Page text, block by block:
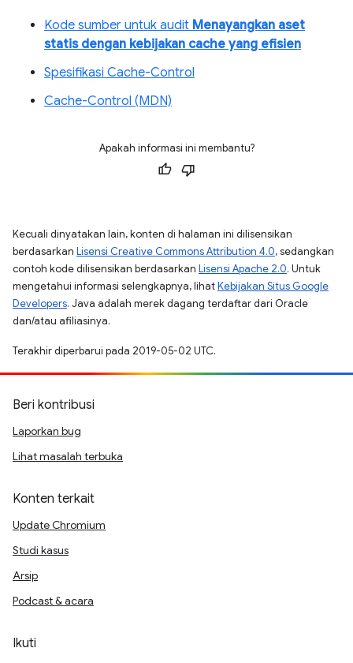
Kode sumber untuk audit Menayangkan aset
statis dengan kebijakan cache yang efisien
Spesifikasi Cache-Control
Cache-Control (MDN)
Apakah informasi ini membantu?
Kecuali dinyatakan lain, konten di halaman ini dilisensikan
berdasarkan Lisensi Creative Commons Attribution 4.0, sedangkan
contoh kode dilisensikan berdasarkan Lisensi Apache 2.0. Untuk
mengetahui informasi selengkapnya, lihatKebijakan Situs Google
Developers. Java adalah merek dagang terdaftar dari Oracle
dan/atau afiliasinya.
Terakhir diperbarui pada 2019-05-02 UTC.
Beri kontribusi
Laporkan bug
Lihat masalah terbuka
Konten terkait
Update Chromium
Studi kasus
Arsip
Podcast & acara
Ikuti